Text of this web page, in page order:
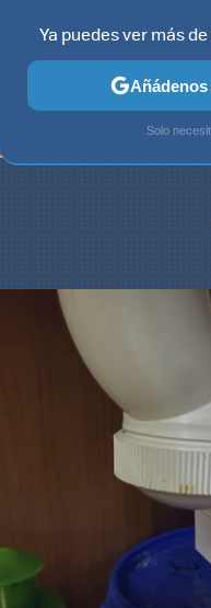
TELEVISORES
Ya puedes ver más
Solo